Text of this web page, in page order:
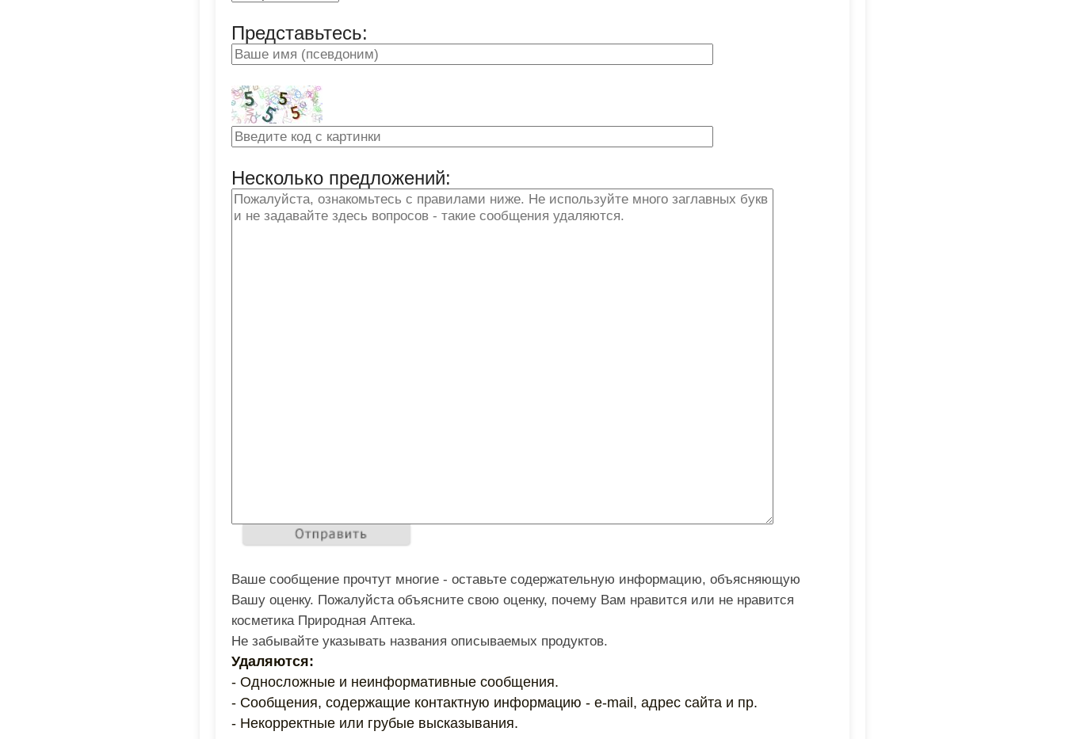
Представьтесь:
Несколько предложений:
Ваше сообщение прочтут многие - оставьте содержательную информацию, объясняющую
Вашу оценку. Пожалуйста объясните свою оценку, почему Вам нравится или не нравится
косметика Природная Аптека.
Не забывайте указывать названия описываемых продуктов.
Удаляются:
- Односложные и неинформативные сообщения.
- Сообщения, содержащие контактную информацию - e-mail, адрес сайта и пр.
- Некорректные или грубые высказывания.